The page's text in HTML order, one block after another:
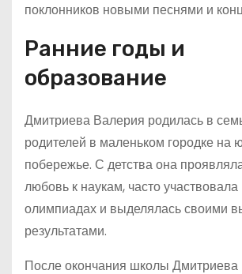
поклонников новыми песнями и
Ранние годы и
образование
Дмитриева Валерия родилась в
родителей в маленьком городке на
побережье. С детства она
любовь к наукам, часто
олимпиадах и выделялась своими
результатами.
После окончания школы Дмитриева